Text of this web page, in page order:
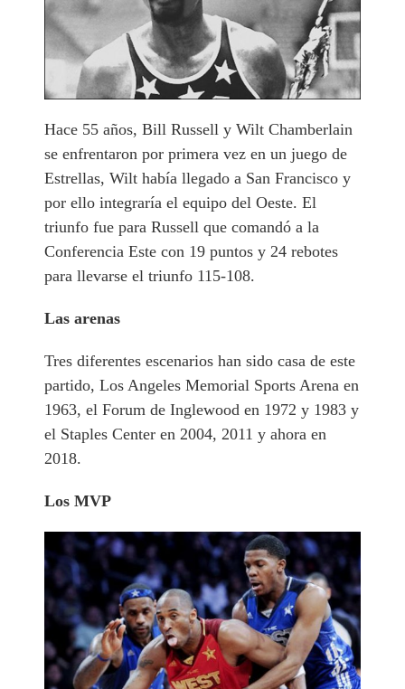
Hace 55 años, Bill Russell y Wilt Chamberlain
se enfrentaron por primera vez en un juego de
Estrellas, Wilt había llegado a San Francisco y
por ello integraría el equipo del Oeste. El
triunfo fue para Russell que comandó a la
Conferencia Este con 19 puntos y 24 rebotes
para llevarse el triunfo 115-108.
Las arenas
Tres diferentes escenarios han sido casa de este
partido, Los Angeles Memorial Sports Arena en
1963, el Forum de Inglewood en 1972 y 1983 y
el Staples Center en 2004, 2011 y ahora en
2018.
Los MVP